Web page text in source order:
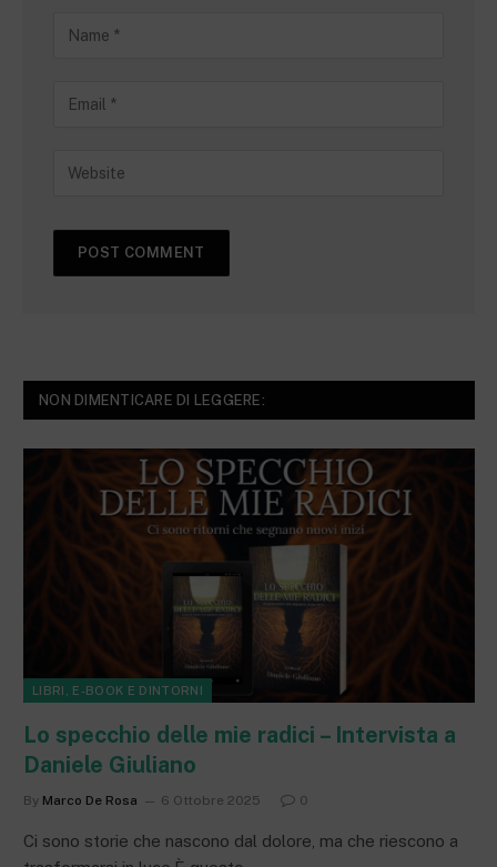
NON DIMENTICARE DI LEGGERE:
LIBRI, E-BOOK E DINTORNI
Lo specchio delle mie radici – Intervista a
Daniele Giuliano
By Marco De Rosa 6 Ottobre 2025 0
Ci sono storie che nascono dal dolore, ma che riescono a